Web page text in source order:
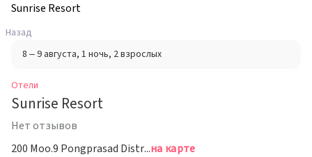
Sunrise Resort
Назад
8 – 9 августа, 1 ночь, 2 взрослых
Отели
Sunrise Resort
Нет отзывов
200 Moo.9 Pongprasad District, Пхонгпрасанна карте